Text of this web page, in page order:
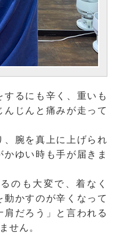
するにも辛く、重いも
じんと痛みが走って
、腕を真上に上げられ
ゆい時も手が届きま
のも大変で、着なく
かすのが辛くなって
だろう」と言われる
せん。